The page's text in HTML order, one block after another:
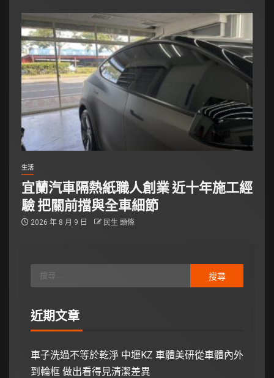
生活
宜蘭汽車隔熱紙職人創業 近十年施工經
驗 把關前擋與全車細節
2026 年 8 月 9 日 民生 頭條
近期文章
車子洗過不等於乾淨 中壢KZ 車體美研從車體內外
到輪框 做出看得見清潔差異